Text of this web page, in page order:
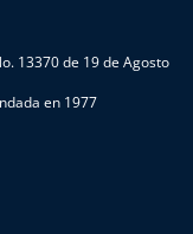
13370 de 19 de Agosto
en 1977